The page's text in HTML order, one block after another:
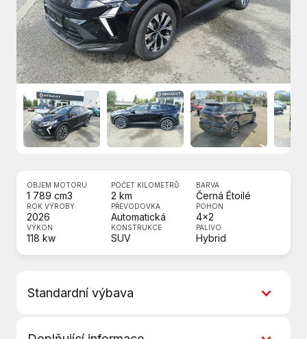
OBJEM MOTORU
1 789 cm3
POČET KILOMETRŮ
2 km
BARVA
Černá Étoilé
ROK VÝROBY
2026
PŘEVODOVKA
Automatická
POHON
4x2
VÝKON
118 kw
KONSTRUKCE
SUV
PALIVO
Hybrid
Standardní výbava